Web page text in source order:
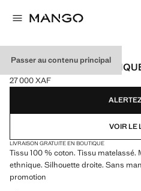
Passer au contenu principal
GILET BRODERIE
Prix actuel [27 000 XAF ]
27 000 XAF
Choisissez une couleur
VOIR LE
LIVRAISON GRATUITE EN BOUTIQUE
Tissu 100 % coton. Tissu matelassé.
ethnique. Silhouette droite. Sans
promotion